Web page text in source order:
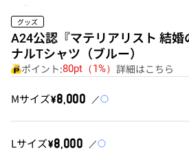
グッズ
A24公認『マテリアリスト 結
ナルTシャツ（ブルー）
ポイント:80pt（1%） 詳細はこちら
Mサイズ￥8,000
Lサイズ￥8,000